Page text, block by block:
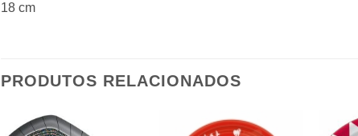
18 cm
PRODUTOS RELACIONADOS